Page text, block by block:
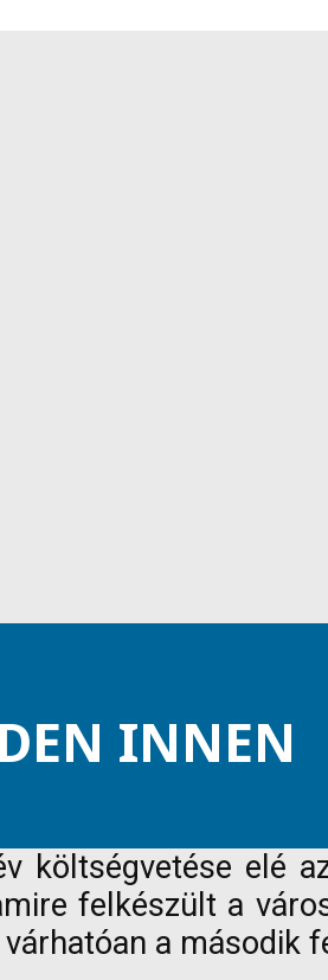
INNEN
költségvetése elé
felkészült a
a második